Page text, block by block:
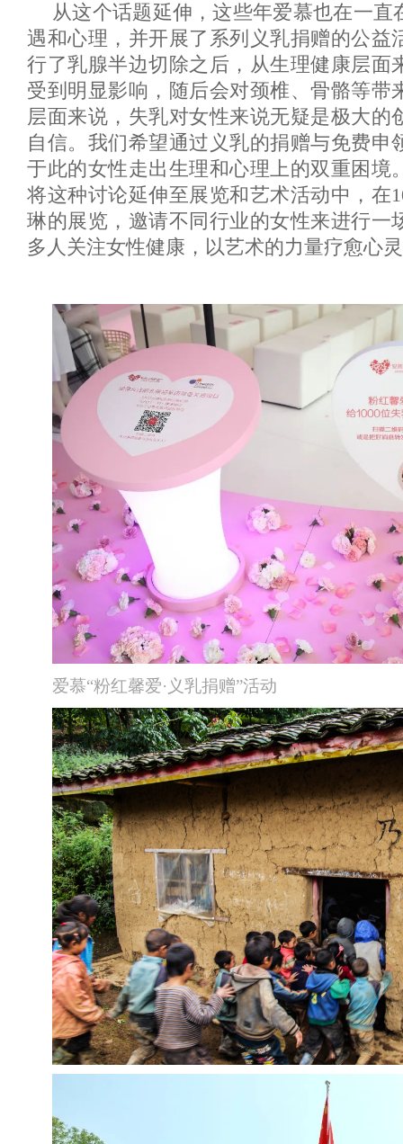
从这个话题延伸，这些年爱慕也在一直
遇和心理，并开展了系列义乳捐赠的公益
行了乳腺半边切除之后，从生理健康层面
受到明显影响，随后会对颈椎、骨骼等带
层面来说，失乳对女性来说无疑是极大的
自信。我们希望通过义乳的捐赠与免费申
于此的女性走出生理和心理上的双重困境
将这种讨论延伸至展览和艺术活动中，在
琳的展览，邀请不同行业的女性来进行一
多人关注女性健康，以艺术的力量疗愈心
爱慕“粉红馨爱·义乳捐赠”活动